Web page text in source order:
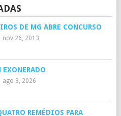
DE MG ABRE CONCURSO
nov 26, 2013
ago 3, 2026
REMÉDIOS PARA